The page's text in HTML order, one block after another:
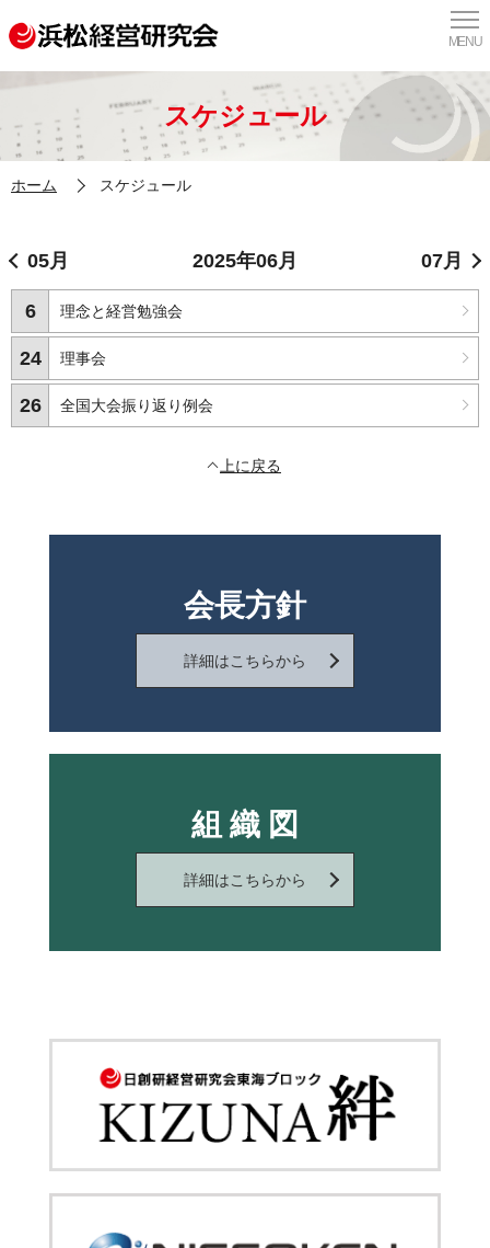
MENU
スケジュール
ホーム スケジュール
05月 2025年06月 07月
6 理念と経営勉強会
24 理事会
26 全国大会振り返り例会
上に戻る
会長方針
詳細はこちらから
組 織 図
詳細はこちらから